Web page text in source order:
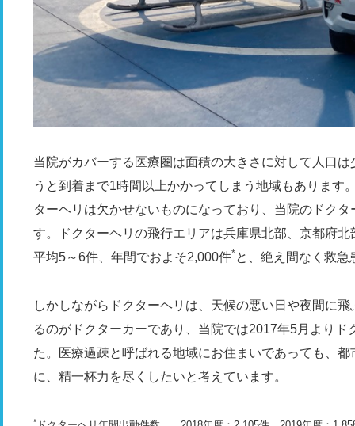
当院がカバーする医療圏は面積の大きさに対して人口
うと到着まで1時間以上かかってしまう地域もあります
ターヘリは欠かせないものになっており、当院のドク
す。ドクターヘリの飛行エリアは兵庫県北部、京都府
平均5～6件、年間でおよそ2,000件*と、絶え間なく救
しかしながらドクターヘリは、天候の悪い日や夜間に
るのがドクターカーであり、当院では2017年5月より
た。医療過疎と呼ばれる地域にお住まいであっても、
に、精一杯力を尽くしたいと考えています。
*